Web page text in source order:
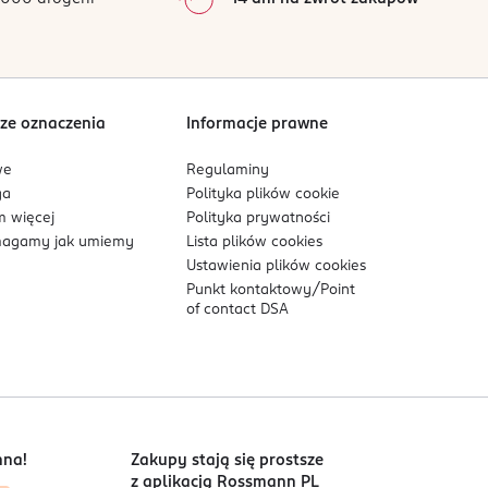
wykończenie.
CENTELLA ASIATICA EXTRACT, AGAVE
ACID, HYALURONIC ACID, 1,2-HEXANEDIOL.
oznaczenia
więcej
jak umiemy
Informacje prawne
Regulaminy
Polityka plikówcookie
Polityka prywatności
Lista plikówcookies
Ustawienia plikówcookies
Punkt kontaktowy/ Point
of contact DSA
Zakupy stają się prostsze
z aplikacją Rossmann PL